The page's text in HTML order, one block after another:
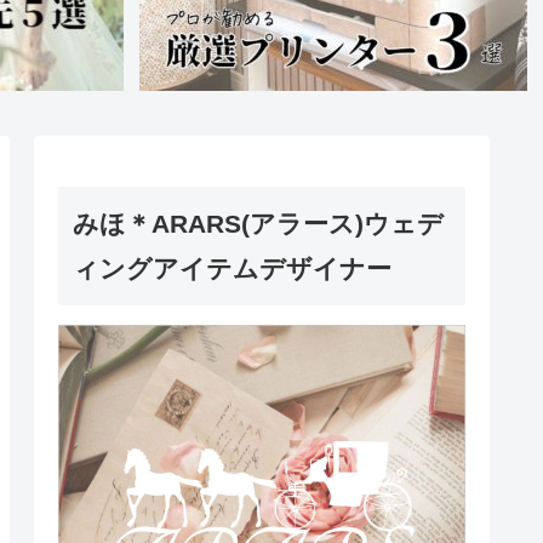
みほ＊ARARS(アラース)ウェデ
ィングアイテムデザイナー